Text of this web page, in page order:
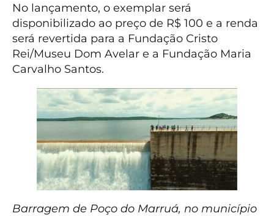
No lançamento, o exemplar será
disponibilizado ao preço de R$ 100 e a renda
será revertida para a Fundação Cristo
Rei/Museu Dom Avelar e a Fundação Maria
Carvalho Santos.
Barragem de Poço do Marruá, no município